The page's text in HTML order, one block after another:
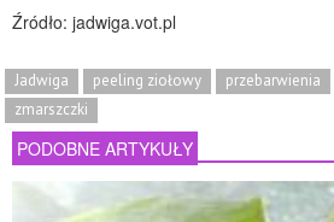
Źródło: jadwiga.vot.pl
Jadwiga peeling ziołowy przebarwienia
zmarszczki
PODOBNE ARTYKUŁY